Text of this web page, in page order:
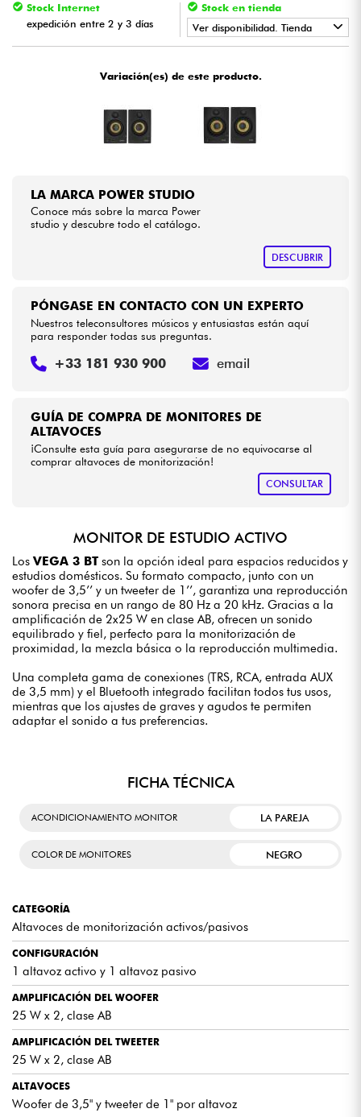
Niños
Cables & Acces.
Ver nuestras marcas
Stock Internet
expedición entre 2 y 3 días
Stock en tienda
Ver disponibilidad. Tienda
Variación(es) de este producto.
LA MARCA POWER STUDIO
Conoce más sobre la marca Power
studio y descubre todo el catálogo.
DESCUBRIR
GUÍA DE COMPRA DE MONITORES DE
ALTAVOCES
¡Consulte esta guía para asegurarse de no equivocarse al
comprar altavoces de monitorización!
CONSULTAR
PÓNGASE EN CONTACTO CON UN EXPERTO
Nuestros teleconsultores músicos y entusiastas están aquí
para responder todas sus preguntas.
+33 181 930 900 email
MONITOR DE ESTUDIO ACTIVO
LosVEGA 3 BT son la opción ideal para espacios reducidos y
estudios domésticos. Su formato compacto, junto con un
woofer de 3,5’’ y un tweeter de 1’’, garantiza una reproducción
sonora precisa en un rango de 80 Hz a 20 kHz. Gracias a la
amplificación de 2x25 W en clase AB, ofrecen un sonido
equilibrado y fiel, perfecto para la monitorización de
proximidad, la mezcla básica o la reproducción multimedia.
Una completa gama de conexiones (TRS, RCA, entrada AUX
de 3,5 mm) y el Bluetooth integrado facilitan todos tus usos,
mientras que los ajustes de graves y agudos te permiten
adaptar el sonido a tus preferencias.
FICHA TÉCNICA
ACONDICIONAMIENTO MONITOR LA PAREJA
COLOR DE MONITORES NEGRO
CATEGORÍA
Altavoces de monitorización activos/pasivos
CONFIGURACIÓN
1 altavoz activo y 1 altavoz pasivo
AMPLIFICACIÓN DEL WOOFER
25 W x 2, clase AB
AMPLIFICACIÓN DEL TWEETER
25 W x 2, clase AB
ALTAVOCES
Woofer de 3,5" y tweeter de 1" por altavoz